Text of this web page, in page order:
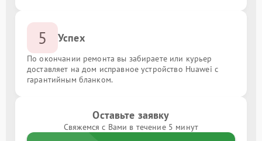
5 Успех
По окончании ремонта вы забираете или курьер
доставляет на дом исправное устройство Huawei с
гарантийным бланком.
Оставьте заявку
Свяжемся с Вами в течение 5 минут